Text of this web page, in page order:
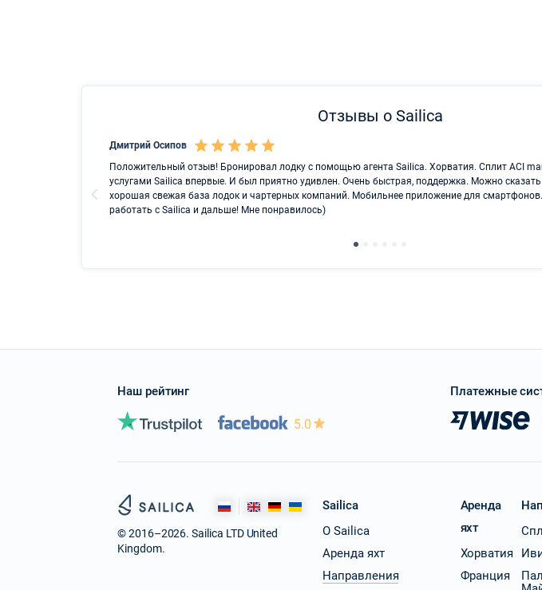
Отзывы о Sailica
Дмитрий Осипов
Положительный отзыв! Бронировал лодку с помощью агента Sailica. Хорватия. Сплит ACI
услугами Sailica впервые. И был приятно удивлен. Очень быстрая, поддержка. Можно
хорошая свежая база лодок и чартерных компаний. Мобильнее приложение для
работать с Sailica и дальше! Мне понравилось)
Наш рейтинг
5.0
Платежные
© 2016–2026. Sailica LTD United
Kingdom.
Sailica
О Sailica
Аренда яхт
Направления
Аренда
яхт
Хорватия
Франция